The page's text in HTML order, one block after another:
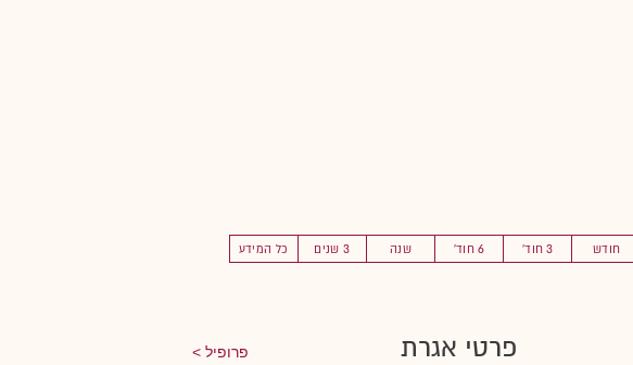
חודש 3 חוד' 6 חוד' שנה 3 שנים כל המידע
פרטי אגרת פרופיל